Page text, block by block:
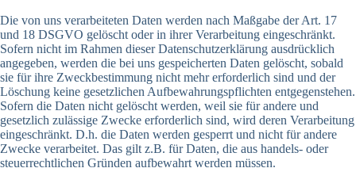
Die von uns verarbeiteten Daten werden nach Maßgabe der Art. 17
und 18 DSGVO gelöscht oder in ihrer Verarbeitung eingeschränkt.
Sofern nicht im Rahmen dieser Datenschutzerklärung ausdrücklich
angegeben, werden die bei uns gespeicherten Daten gelöscht, sobald
sie für ihre Zweckbestimmung nicht mehr erforderlich sind und der
Löschung keine gesetzlichen Aufbewahrungspflichten entgegenstehen.
Sofern die Daten nicht gelöscht werden, weil sie für andere und
gesetzlich zulässige Zwecke erforderlich sind, wird deren Verarbeitung
eingeschränkt. D.h. die Daten werden gesperrt und nicht für andere
Zwecke verarbeitet. Das gilt z.B. für Daten, die aus handels- oder
steuerrechtlichen Gründen aufbewahrt werden müssen.